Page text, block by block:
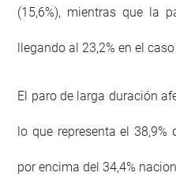
(15,6%), mientras que la
llegando al 23,2% en el
El paro de larga duración
lo que representa el
por encima del 34,4%